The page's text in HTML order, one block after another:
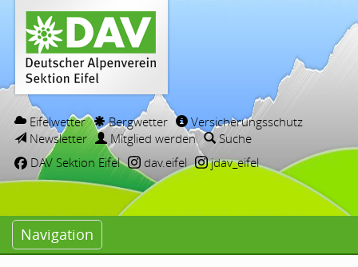
Eifelwetter Bergwetter
Versicherungsschutz
Newsletter
Mitglied werden
Suche
DAV Sektion Eifel
dav.eifel jdav_eifel
Navigation